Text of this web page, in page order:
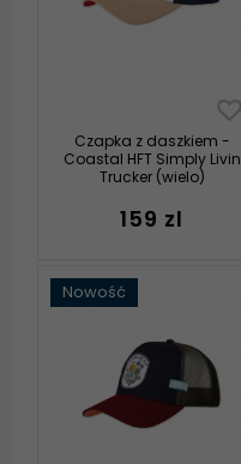
Czapka z daszkiem -
Coastal HFT Simply Livin
Trucker (wielo)
159 zl
Nowość